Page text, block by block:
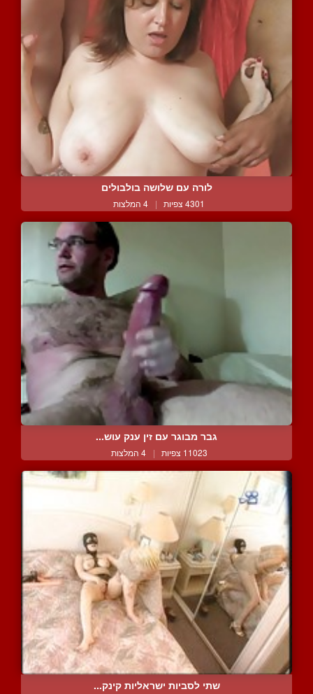
לורה עם שלושה בולבולים
4301 צפיות | 4 המלצות
גבר מבוגר עם זין ענק עוש...
11023 צפיות | 4 המלצות
שתי לסביות ישראליות קינק...